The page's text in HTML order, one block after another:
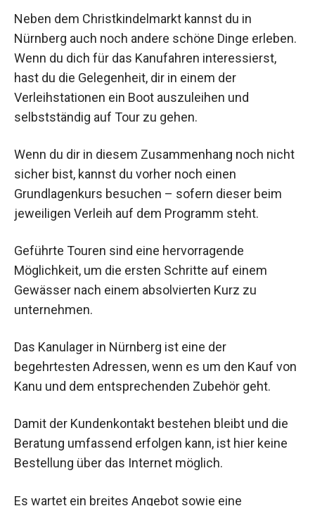
Neben dem Christkindelmarkt kannst du in
Nürnberg auch noch andere schöne Dinge erleben.
Wenn du dich für das Kanufahren interessierst,
hast du die Gelegenheit, dir in einem der
Verleihstationen ein Boot auszuleihen und
selbstständig auf Tour zu gehen.
Wenn du dir in diesem Zusammenhang noch nicht
sicher bist, kannst du vorher noch einen
Grundlagenkurs besuchen – sofern dieser beim
jeweiligen Verleih auf dem Programm steht.
Geführte Touren sind eine hervorragende
Möglichkeit, um die ersten Schritte auf einem
Gewässer nach einem absolvierten Kurz zu
unternehmen.
Das Kanulager in Nürnberg ist eine der
begehrtesten Adressen, wenn es um den Kauf von
Kanu und dem entsprechenden Zubehör geht.
Damit der Kundenkontakt bestehen bleibt und die
Beratung umfassend erfolgen kann, ist hier keine
Bestellung über das Internet möglich.
Es wartet ein breites Angebot sowie eine